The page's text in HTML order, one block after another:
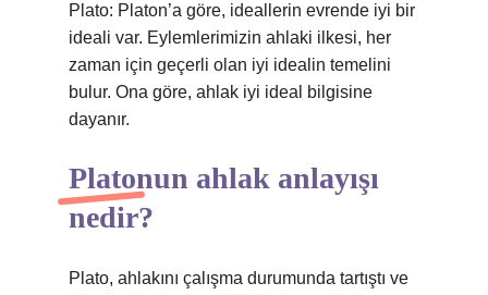
Plato: Platon’a göre, ideallerin evrende iyi bir
ideali var. Eylemlerimizin ahlaki ilkesi, her
zaman için geçerli olan iyi idealin temelini
bulur. Ona göre, ahlak iyi ideal bilgisine
dayanır.
Platonun ahlak anlayışı
nedir?
Plato, ahlakını çalışma durumunda tartıştı ve